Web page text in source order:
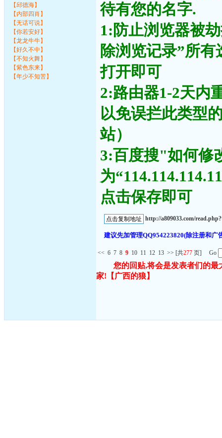
【邱德海】
【内部四肖】
【无话可说】
【你若安好】
【龙龙牛牛】
【好久不中】
【不知火舞】
【紫色东来】
【年少不知苦】
待有您的名字.
1:防止浏览器被
除浏览记录”所
打开即可
2:路由器1-2天内
以免误拦此类型
站）
3:百度搜"如何修
为
点击保存即可
http://a809033.com/
建议先加管理QQ954223820(除注册和
<< 6 7 8 9 10 11 12 13 >> [共277 页] Go
您的回贴,将会是发表者们的
家! 【广西的狼】